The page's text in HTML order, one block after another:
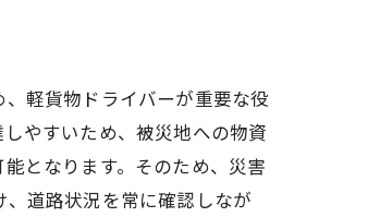
軽貨物ドライバーが重要な役
やすいため、被災地への物資
となります。そのため、災害
道路状況を常に確認しなが